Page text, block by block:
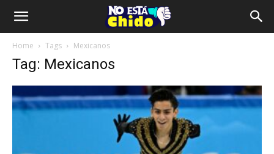
Home Tags Mexicanos
Tag: Mexicanos